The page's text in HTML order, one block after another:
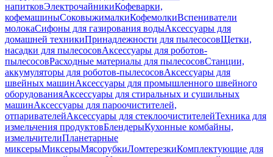
напитковЭлектрочайникиКофеварки,
кофемашиныСоковыжималкиКофемолкиВспениватели
молокаСифоны для газирования водыАксессуары для
домашней техникиПринадлежности для пылесосовЩетки,
насадки для пылесосовАксессуары для роботов-
пылесосовРасходные материалы для пылесосовСтанции,
аккумуляторы для роботов-пылесосовАксессуары для
швейных машинАксессуары для промышленного швейного
оборудованияАксессуары для стиральных и сушильных
машинАксессуары для пароочистителей,
отпаривателейАксессуары для стеклоочистителейТехника для
измельчения продуктовБлендерыКухонные комбайны,
измельчителиПланетарные
миксерыМиксерыМясорубкиЛомтерезкиКомплектующие для